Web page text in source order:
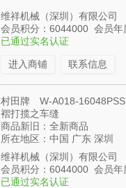
维祥机械（深圳）有限公司
会员积分：6044000 会员年
已通过实名认证
进入商铺 联系信息
村田牌 W-A018-
褶打揽之车缝
商品新旧：全新商品
所在地区：中国 广东 深圳
维祥机械（深圳）有限公司
会员积分：6044000 会员年
已通过实名认证